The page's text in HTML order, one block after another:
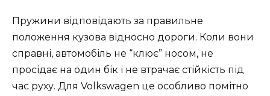
Пружини відповідають за правильне
положення кузова відносно дороги. Коли вони
справні, автомобіль не “клює” носом, не
просідає на один бік і не втрачає стійкість під
час руху. Для Volkswagen це особливо помітно